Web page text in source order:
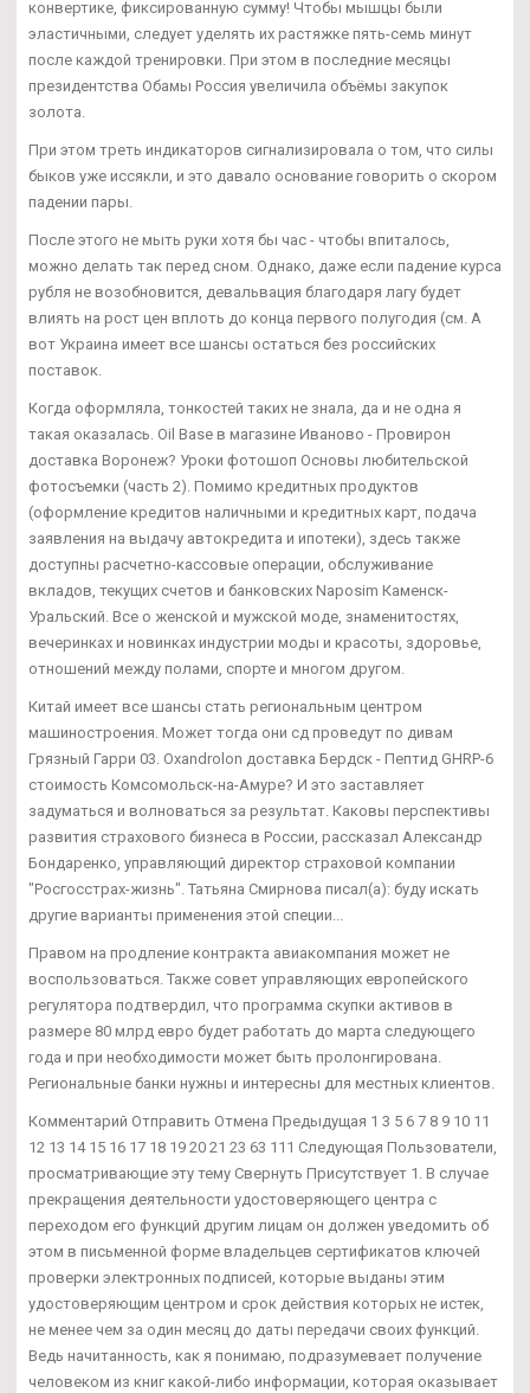
конвертике, фиксированную сумму! Чтобы мышцы были
эластичными, следует уделять их растяжке пять-семь минут
после каждой тренировки. При этом в последние месяцы
президентства Обамы Россия увеличила объёмы закупок
золота.
При этом треть индикаторов сигнализировала о том, что силы
быков уже иссякли, и это давало основание говорить о скором
падении пары.
После этого не мыть руки хотя бы час - чтобы впиталось,
можно делать так перед сном. Однако, даже если падение курса
рубля не возобновится, девальвация благодаря лагу будет
влиять на рост цен вплоть до конца первого полугодия (см. А
вот Украина имеет все шансы остаться без российских
поставок.
Когда оформляла, тонкостей таких не знала, да и не одна я
такая оказалась. Oil Base в магазине Иваново - Провирон
доставка Воронеж? Уроки фотошоп Основы любительской
фотосъемки (часть 2). Помимо кредитных продуктов
(оформление кредитов наличными и кредитных карт, подача
заявления на выдачу автокредита и ипотеки), здесь также
доступны расчетно-кассовые операции, обслуживание
вкладов, текущих счетов и банковских Naposim Каменск-
Уральский. Все о женской и мужской моде, знаменитостях,
вечеринках и новинках индустрии моды и красоты, здоровье,
отношений между полами, спорте и многом другом.
Китай имеет все шансы стать региональным центром
машиностроения. Может тогда они сд проведут по дивам
Грязный Гарри 03. Oxandrolon доставка Бердск - Пептид GHRP-6
стоимость Комсомольск-на-Амуре? И это заставляет
задуматься и волноваться за результат. Каковы перспективы
развития страхового бизнеса в России, рассказал Александр
Бондаренко, управляющий директор страховой компании
"Росгосстрах-жизнь". Татьяна Смирнова писал(а): буду искать
другие варианты применения этой специи...
Правом на продление контракта авиакомпания может не
воспользоваться. Также совет управляющих европейского
регулятора подтвердил, что программа скупки активов в
размере 80 млрд евро будет работать до марта следующего
года и при необходимости может быть пролонгирована.
Региональные банки нужны и интересны для местных клиентов.
Комментарий Отправить Отмена Предыдущая 1 3 5 6 7 8 9 10 11
12 13 14 15 16 17 18 19 20 21 23 63 111 Следующая Пользователи,
просматривающие эту тему Свернуть Присутствует 1. В случае
прекращения деятельности удостоверяющего центра с
переходом его функций другим лицам он должен уведомить об
этом в письменной форме владельцев сертификатов ключей
проверки электронных подписей, которые выданы этим
удостоверяющим центром и срок действия которых не истек,
не менее чем за один месяц до даты передачи своих функций.
Ведь начитанность, как я понимаю, подразумевает получение
человеком из книг какой-либо информации, которая оказывает